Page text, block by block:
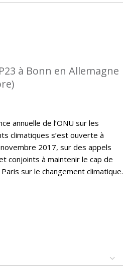
à Bonn en Allemagne
annuelle de l’ONU sur les
climatiques s’est ouverte à
2017, sur des appels
conjoints à maintenir le cap de
Paris sur le changement climatique.